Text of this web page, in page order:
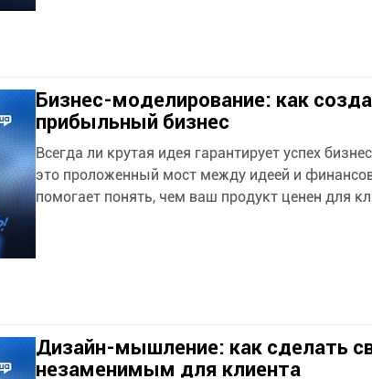
Бизнес-моделирование: как
прибыльный бизнес
Всегда ли крутая идея гарантирует успех
это проложенный мост между идеей и
помогает понять, чем ваш продукт ценен для
Дизайн-мышление: как сделать
незаменимым для клиента